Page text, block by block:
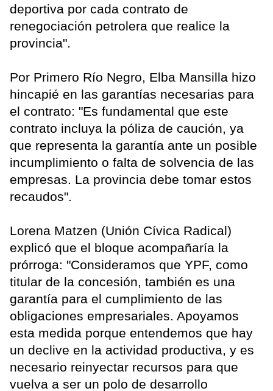
deportiva por cada contrato de
renegociación petrolera que realice la
provincia".
Por Primero Río Negro, Elba Mansilla hizo
hincapié en las garantías necesarias para
el contrato: "Es fundamental que este
contrato incluya la póliza de caución, ya
que representa la garantía ante un posible
incumplimiento o falta de solvencia de las
empresas. La provincia debe tomar estos
recaudos".
Lorena Matzen (Unión Cívica Radical)
explicó que el bloque acompañaría la
prórroga: "Consideramos que YPF, como
titular de la concesión, también es una
garantía para el cumplimiento de las
obligaciones empresariales. Apoyamos
esta medida porque entendemos que hay
un declive en la actividad productiva, y es
necesario reinyectar recursos para que
vuelva a ser un polo de desarrollo